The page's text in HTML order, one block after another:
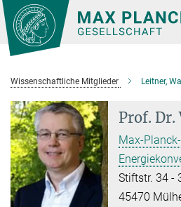
Hauptinhalt
Wissenschaftliche Mitglieder Leitner,
Prof. Dr.
Max-
Stiftstr. 34 -
45470